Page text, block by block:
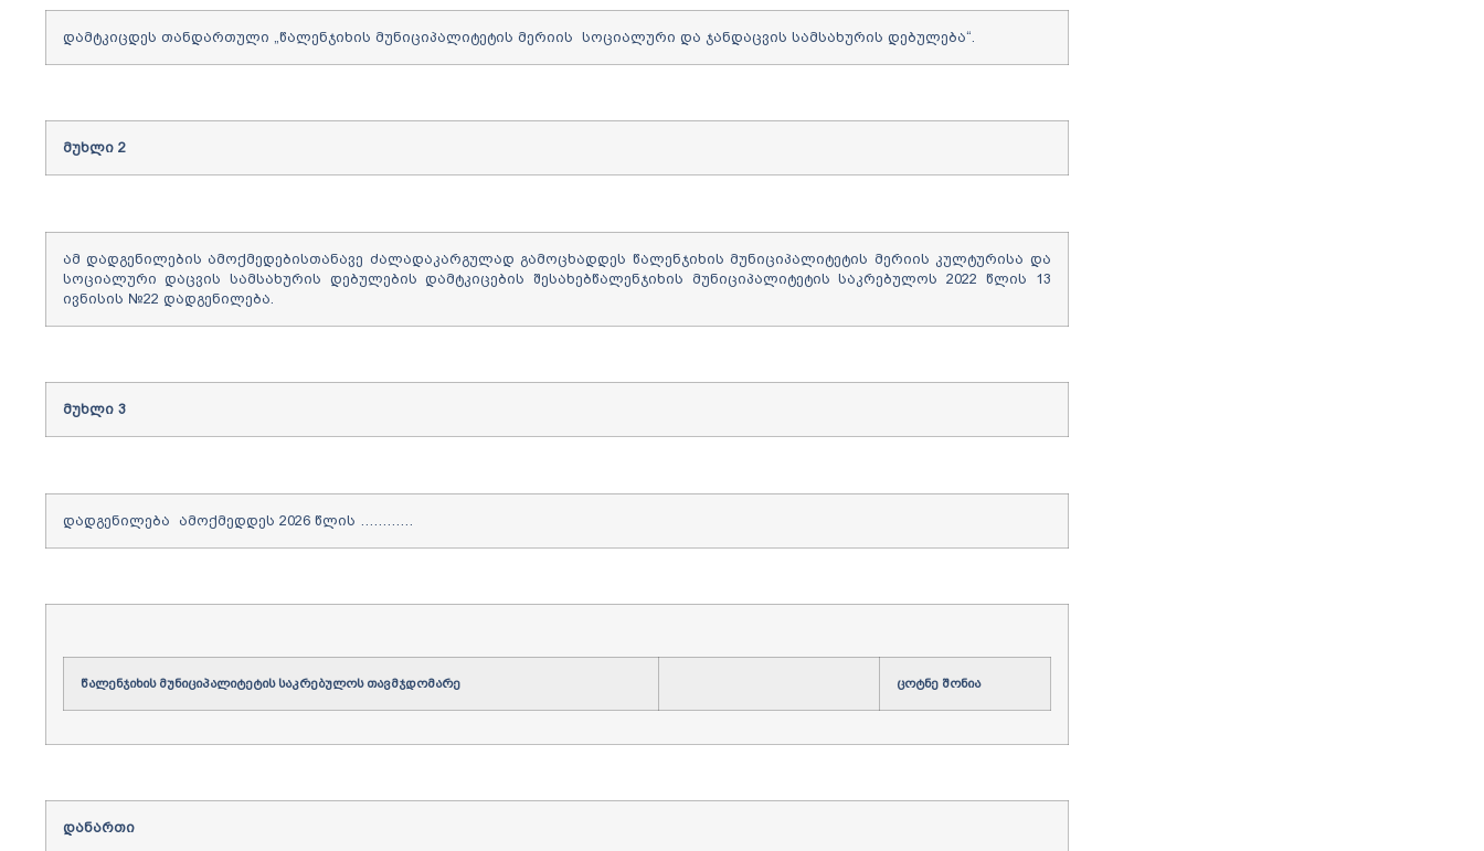
დამტკიცდეს თანდართული „წალენჯიხის მუნიციპალიტეტის მერიის სოციალური და ჯანდაცვის სამსახურის დებულება“.
მუხლი2
ამ დადგენილების ამოქმედებისთანავე ძალადაკარგულად გამოცხადდეს წალენჯიხის მუნიციპალიტეტის მერიის კულტურისა და
სოციალური დაცვის სამსახურის დებულების დამტკიცების შესახებწალენჯიხის მუნიციპალიტეტის საკრებულოს 2022 წლის 13
ივნისის №22 დადგენილება.
მუხლი3
დადგენილება ამოქმედდეს 2026 წლის …………
წალენჯიხის მუნიციპალიტეტის საკრებულოს თავმჯდომარე ცოტნე შონია
დანართი